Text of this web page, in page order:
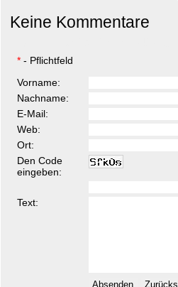
Keine Kommentare
* - Pflichtfeld
Vorname:
Nachname:
E-Mail:
Web:
Ort:
Den Code
eingeben:
Text: